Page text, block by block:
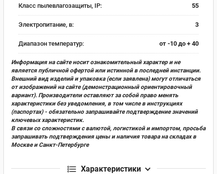
Класс пылевлагозащиты, IP: 55
Электропитание, в: 3
Диапазон температур: от -10 до + 40
Информация на сайте носит ознакомительный характер и не
является публичной офертой или истинной в последней инстанции.
Внешний вид изделий и упаковка (если заявлена) могут отличаться
от изображений на сайте (демонстрационный ориентировочный
вариант). Производители оставляют за собой право менять
характеристики без уведомления, в том числе в инструкциях
(паспортах) - обязательно запрашивайте подтверждение значений
ключевых характеристик.
В связи со сложностями с валютой, логистикой и импортом, просьба
запрашивать подтверждения цены и наличия товара на складах в
Москве и Санкт-Петербурге
Характеристики